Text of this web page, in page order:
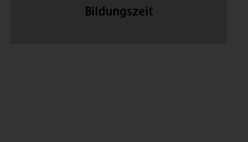
Bildungszeit